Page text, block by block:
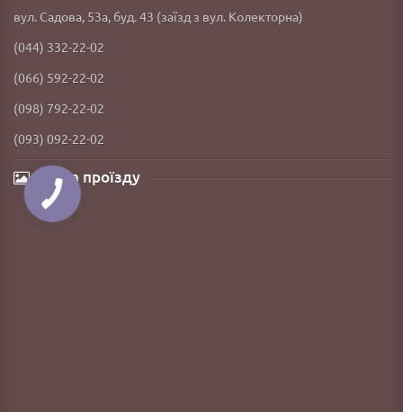
вул. Садова, 53а, буд. 43 (заїзд з вул. Колекторна)
(044) 332-22-02
(066) 592-22-02
(098) 792-22-02
(093) 092-22-02
Карта проїзду